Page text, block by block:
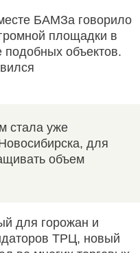
БАМЗа говорило
площадки в
подобных объектов.
стала уже
для
объем
для горожан и
ТРЦ, новый